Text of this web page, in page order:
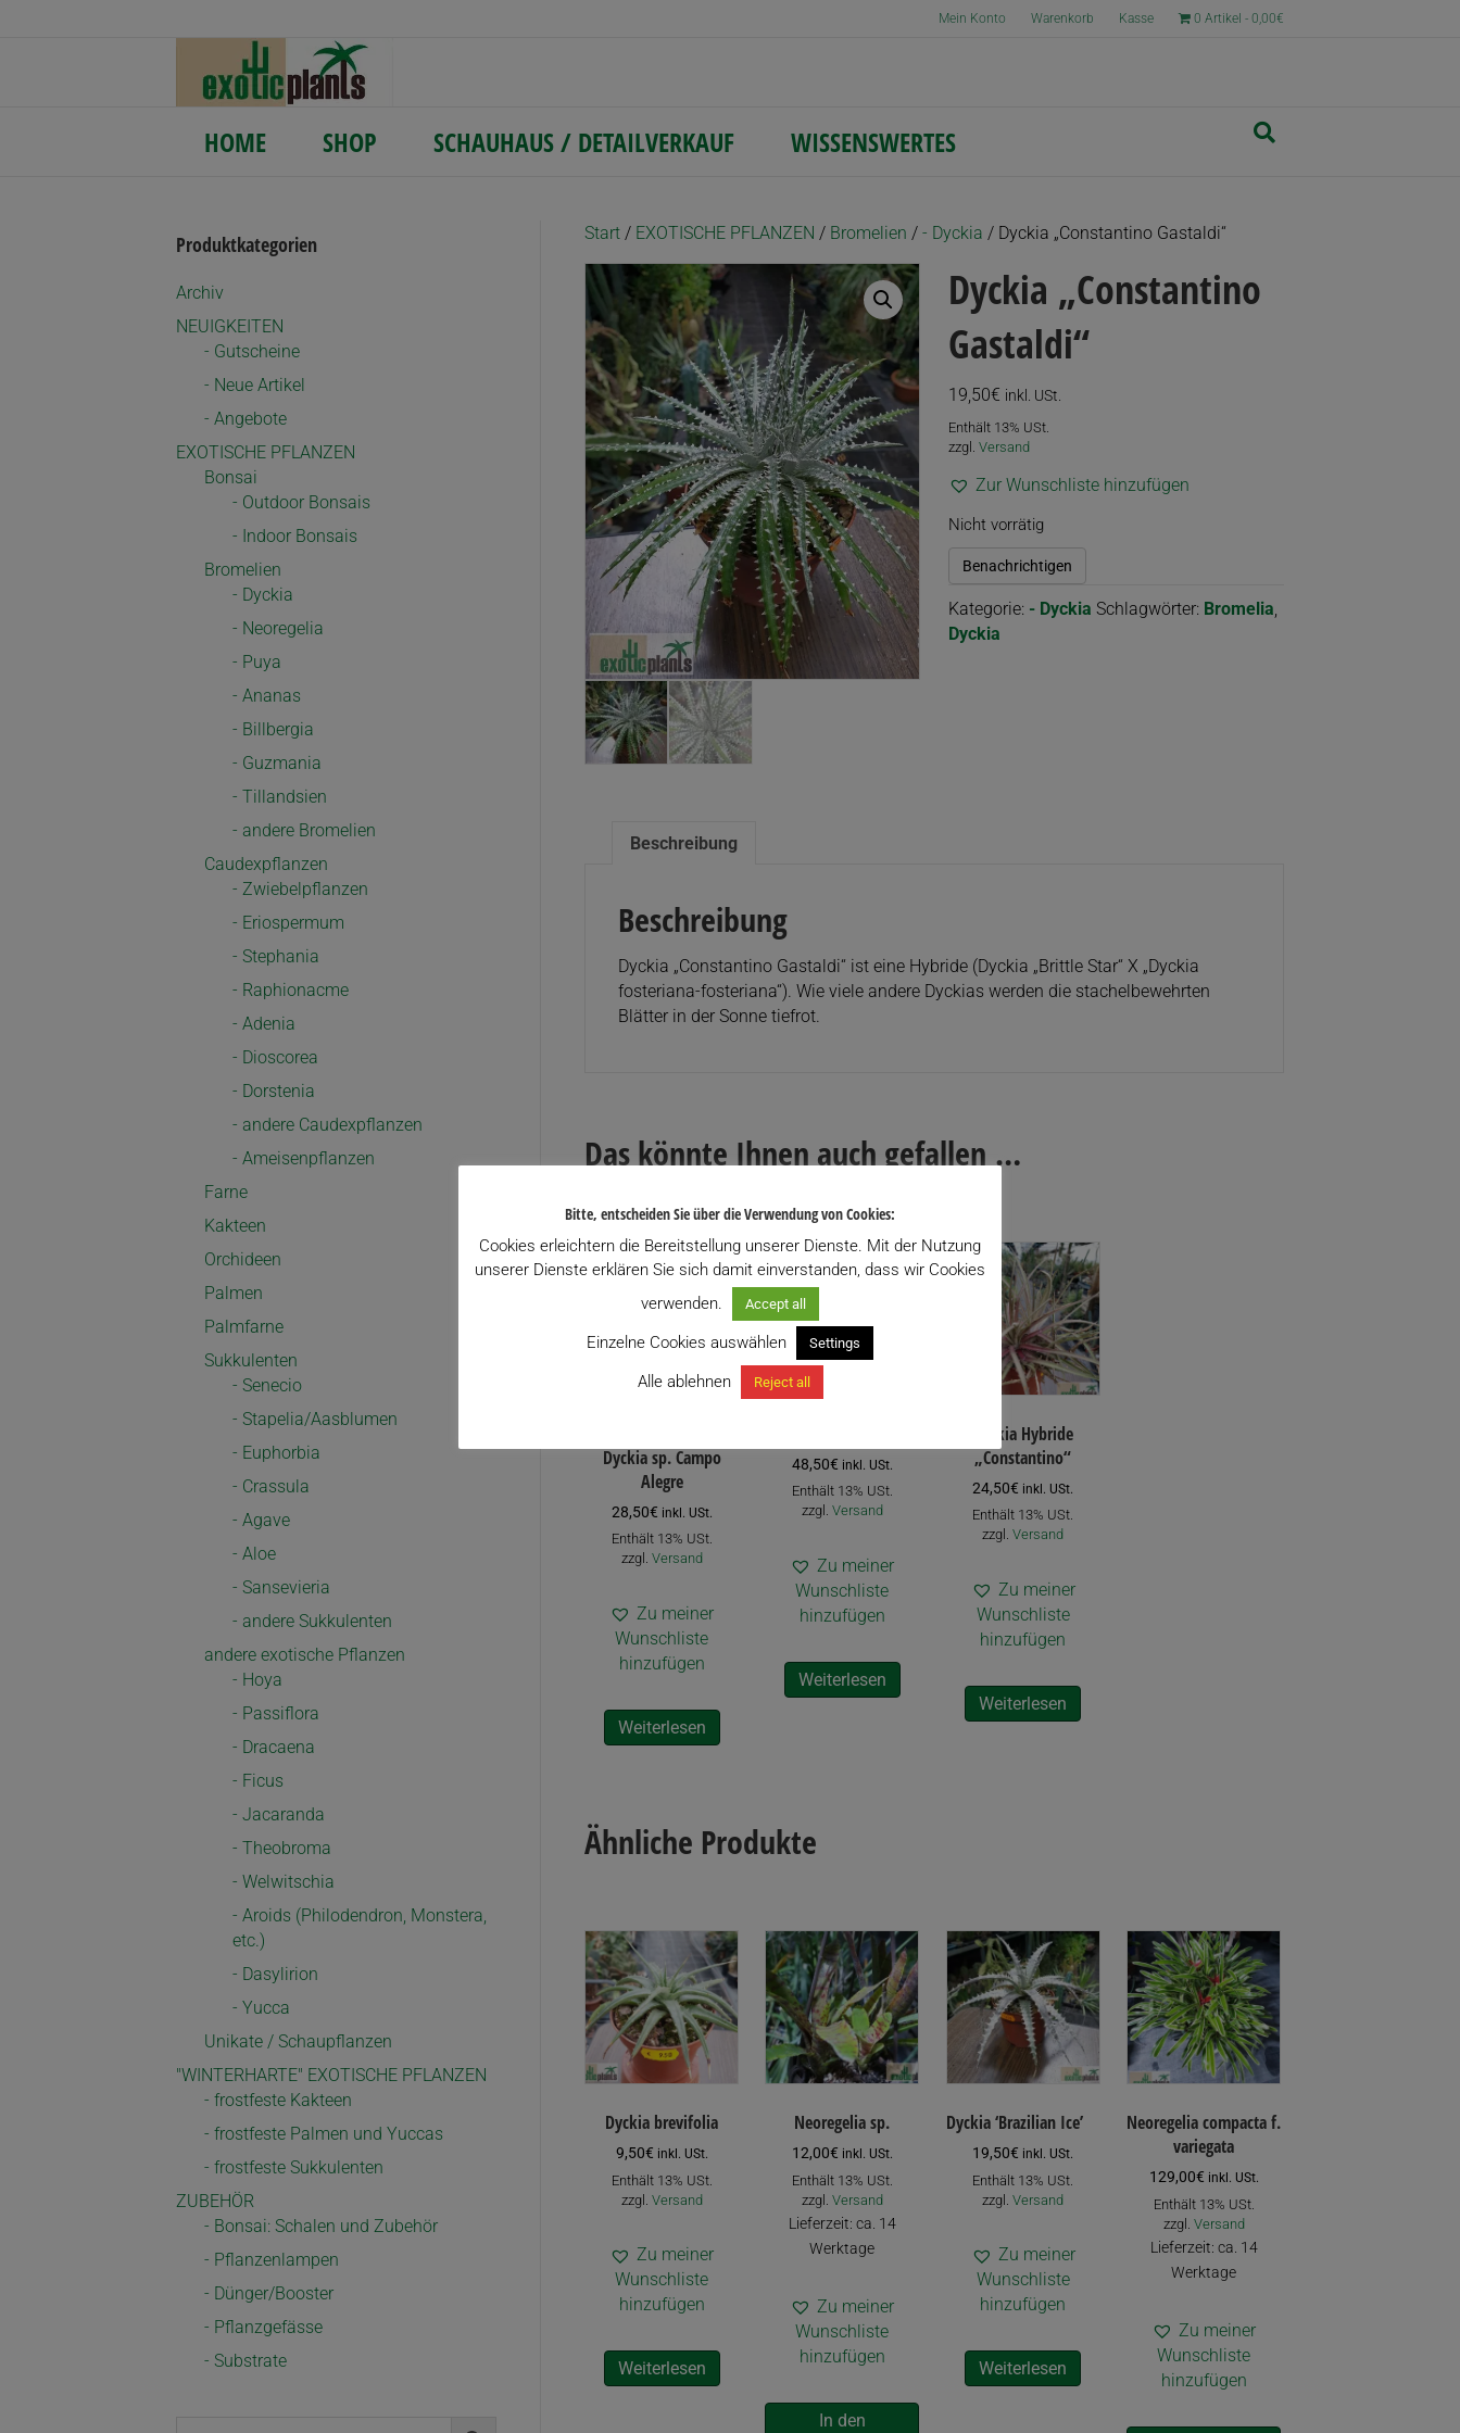
Mein Konto Warenkorb Kasse 0 Artikel 0,00€
HOME SHOP SCHAUHAUS / DETAILVERKAUF WISSENSWERTES
Start / EXOTISCHE PFLANZEN / Bromelien / - Dyckia / Dyckia „Constantino Gastaldi“
Dyckia „Constantino
Gastaldi“
19,50€ inkl. USt.
Enthält 13% USt.
zzgl. Versand
Zur Wunschliste hinzufügen
Nicht vorrätig
Benachrichtigen
Kategorie: - Dyckia Schlagwörter: Bromelia
Dyckia
Beschreibung
Beschreibung
Dyckia „Constantino Gastaldi“ ist eine Hybride (Dyckia „Brittle Star“ X „Dyckia
fosteriana-fosteriana“). Wie viele andere Dyckias werden die stachelbewehrten
Blätter in der Sonne tiefrot.
Das könnte Ihnen auch gefallen …
Dyckia sp. Campo
Alegre
28,50€ inkl. USt.
Enthält 13% USt.
zzgl. Versand
Zu meiner
Wunschliste
hinzufügen
Weiterlesen
48,50€ inkl. USt.
Enthält 13% USt.
zzgl. Versand
Zu meiner
Wunschliste
hinzufügen
Weiterlesen
Dyckia Hybride
„Constantino“
24,50€ inkl. USt.
Enthält 13% USt.
zzgl.Versand
Zu meiner
Wunschliste
hinzufügen
Weiterlesen
Ähnliche Produkte
Dyckia brevifolia
9,50€ inkl. USt.
Enthält 13% USt.
zzgl. Versand
Zu meiner
Wunschliste
hinzufügen
Weiterlesen
Neoregelia sp.
12,00€ inkl. USt.
Enthält 13% USt.
zzgl. Versand
Lieferzeit: ca. 14
Werktage
Zu meiner
Wunschliste
hinzufügen
In den
Dyckia ‘Brazilian Ice’
19,50€ inkl. USt.
Enthält 13% USt.
zzgl.Versand
Zu meiner
Wunschliste
hinzufügen
Weiterlesen
Neoregelia compacta f.
variegata
129,00€ inkl. USt.
Enthält 13% USt.
zzgl. Versand
Lieferzeit: ca. 14
Werktage
Zu meiner
Wunschliste
hinzufügen
Produktkategorien
Archiv
NEUIGKEITEN
- Gutscheine
- Neue Artikel
- Angebote
EXOTISCHE PFLANZEN
Bonsai
- Outdoor Bonsais
- Indoor Bonsais
Bromelien
- Dyckia
- Neoregelia
- Puya
- Ananas
- Billbergia
- Guzmania
- Tillandsien
- andere Bromelien
Caudexpflanzen
- Zwiebelpflanzen
- Eriospermum
- Stephania
- Raphionacme
- Adenia
- Dioscorea
- Dorstenia
- andere Caudexpflanzen
- Ameisenpflanzen
Farne
Kakteen
Orchideen
Palmen
Palmfarne
Sukkulenten
- Senecio
- Stapelia/Aasblumen
- Euphorbia
- Crassula
- Agave
- Aloe
- Sansevieria
- andere Sukkulenten
andere exotische Pflanzen
- Hoya
- Passiflora
- Dracaena
- Ficus
- Jacaranda
- Theobroma
- Welwitschia
- Aroids (Philodendron, Monstera,
etc.)
- Dasylirion
- Yucca
Unikate / Schaupflanzen
"WINTERHARTE" EXOTISCHE PFLANZEN
- frostfeste Kakteen
- frostfeste Palmen und Yuccas
- frostfeste Sukkulenten
ZUBEHÖR
- Bonsai: Schalen und Zubehör
- Pflanzenlampen
- Dünger/Booster
- Pflanzgefässe
- Substrate
Bitte, entscheiden Sie über die Verwendung von Cookies:
Cookies erleichtern die Bereitstellung unserer Dienste. Mit der Nutzung
unserer Dienste erklären Sie sich damit einverstanden, dass wir Cookies
verwenden.
Accept all
Einzelne Cookies auswählen Settings
Alle ablehnen Reject all